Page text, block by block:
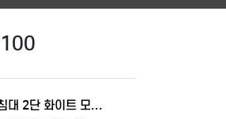
모니터선반 받침대 2단 화이트 모니터 800mm, L형 여바라